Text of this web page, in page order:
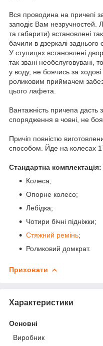
Вся проводина на причепі
заподіє Вам незручностей.
та габарити) встановлені
бачили в дзеркалі заднього
У ступицях встановлені
так звані необслуговувані,
у воду, не боячись за
роликовим приймачем
цього лафета.
Вантажність причепа дасть
спорядження в човні, не
Причіп повністю
способом. Йде на колесах
Стандартна комплектація:
Колеса;
Опорне колесо;
Лебідка;
Чотири бічні підніжки;
Стяжний ремінь;
Роликовий домкрат.
Приховати
Характеристики
Основні
Виробник